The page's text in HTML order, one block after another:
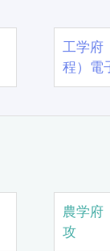
工学
程）電
農学
攻